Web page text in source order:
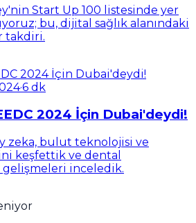
Start Up 100 listesinde yer
bu, dijital sağlık alanındaki
takdiri.
·6 dk
2024 İçin Dubai'deydi!
zeka, bulut teknolojisi ve
keşfettik ve dental
inceledik.